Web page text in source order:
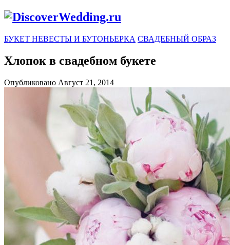
БУКЕТ НЕВЕСТЫ И БУТОНЬЕРКА СВАДЕБНЫЙ ОБРАЗ
Хлопок в свадебном букете
Опубликовано Август 21, 2014